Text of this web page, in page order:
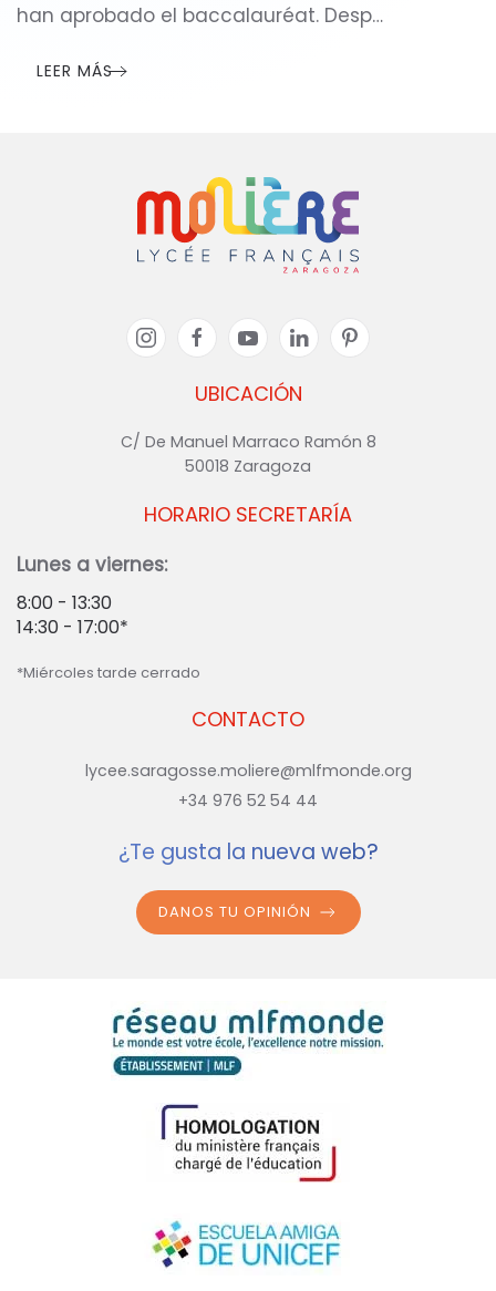
han aprobado el baccalauréat. Desp…
LEER MÁS
UBICACIÓN
C/ De Manuel Marraco Ramón 8
50018 Zaragoza
CONTACTO
lycee.saragosse.moliere@mlfmonde.org
+34 976 52 54 44
HORARIO SECRETARÍA
Lunes a viernes:
8:00 - 13:30
14:30 - 17:00*
*Miércoles tarde cerrado
¿Te gusta la nueva web?
DANOS TU OPINIÓN